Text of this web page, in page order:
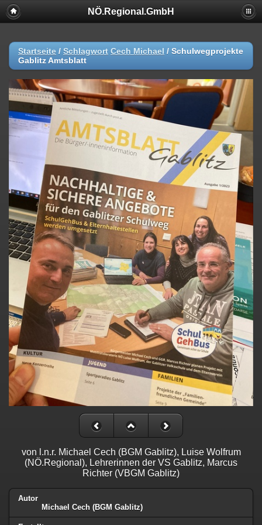
NÖ.Regional.GmbH
Startseite / Schlagwort Cech Michael / Schulwegprojekte
Gablitz Amtsblatt
von l.n.r. Michael Cech (BGM Gablitz), Luise Wolfrum
(NÖ.Regional), Lehrerinnen der VS Gablitz, Marcus
Richter (VBGM Gablitz)
Autor
Michael Cech (BGM Gablitz)